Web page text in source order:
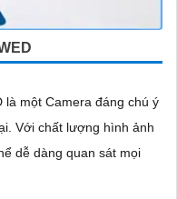
là một Camera đáng chú ý
dễ dàng quan sát mọi